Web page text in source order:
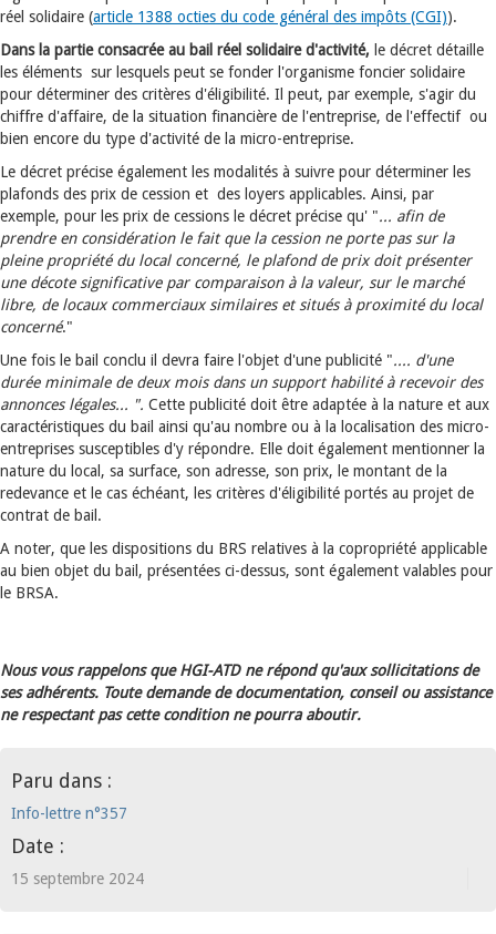
réel solidaire (article 1388 octies du code général des impôts (CGI)).
Dans la partie consacrée au bail réel solidaire d'activité, le décret détaille
les éléments sur lesquels peut se fonder l'organisme foncier solidaire
pour déterminer des critères d'éligibilité. Il peut, par exemple, s'agir du
chiffre d'affaire, de la situation financière de l'entreprise, de l'effectif ou
bien encore du type d'activité de la micro-entreprise.
Le décret précise également les modalités à suivre pour déterminer les
plafonds des prix de cession et des loyers applicables. Ainsi, par
exemple, pour les prix de cessions le décret précise qu' "... afin de
prendre en considération le fait que la cession ne porte pas sur la
pleine propriété du local concerné, le plafond de prix doit présenter
une décote significative par comparaison à la valeur, sur le marché
libre, de locaux commerciaux similaires et situés à proximité du local
concerné."
Une fois le bail conclu il devra faire l'objet d'une publicité ".... d'une
durée minimale de deux mois dans un support habilité à recevoir des
annonces légales... ". Cette publicité doit être adaptée à la nature et aux
caractéristiques du bail ainsi qu'au nombre ou à la localisation des micro-
entreprises susceptibles d'y répondre. Elle doit également mentionner la
nature du local, sa surface, son adresse, son prix, le montant de la
redevance et le cas échéant, les critères d'éligibilité portés au projet de
contrat de bail.
A noter, que les dispositions du BRS relatives à la copropriété applicable
au bien objet du bail, présentées ci-dessus, sont également valables pour
le BRSA.
Nous vous rappelons que HGI-ATD ne répond qu'aux sollicitations de
ses adhérents. Toute demande de documentation, conseil ou assistance
ne respectant pas cette condition ne pourra aboutir.
Paru dans :
Info-lettre n°357
Date :
15 septembre 2024